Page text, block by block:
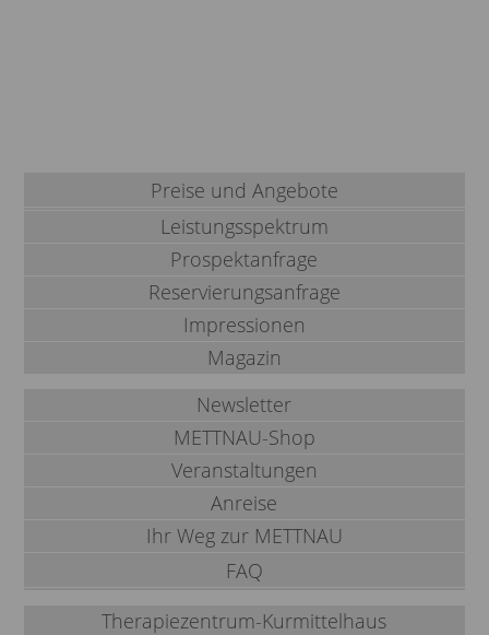
Preise und Angebote
Leistungsspektrum
Prospektanfrage
Reservierungsanfrage
Impressionen
Magazin
Newsletter
METTNAU-Shop
Veranstaltungen
Anreise
Ihr Weg zur METTNAU
FAQ
Therapiezentrum-Kurmittelhaus